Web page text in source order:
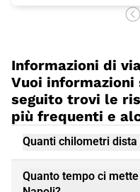
Informazioni di
Vuoi informazioni
seguito trovi le
più frequenti e
Quanti chilometri
Quanto tempo ci